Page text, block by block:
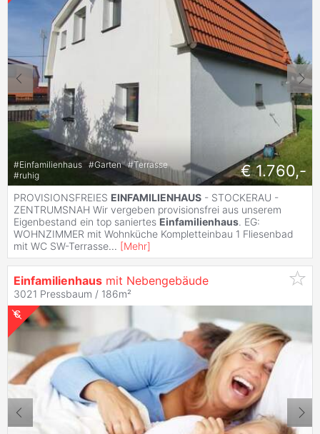
#Einfamilienhaus #Garten #Terrasse
#ruhig € 1.760,-
PROVISIONSFREIES EINFAMILIENHAUS - STOCKERAU -
ZENTRUMSNAH Wir vergeben provisionsfrei aus unserem
Eigenbestand ein top saniertes Einfamilienhaus. EG:
WOHNZIMMER mit Wohnküche Kompletteinbau 1 Fliesenbad
mit WC SW-Terrasse... [Mehr]
Einfamilienhaus mit Nebengebäude
3021 Pressbaum / 186m²